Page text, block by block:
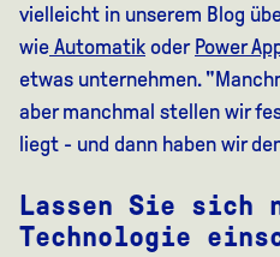
vielleicht in unserem Blog
wie Automatik oder Power
etwas unternehmen.
aber manchmal stellen wir
liegt - und dann haben wir
Lassen Sie sich
Technologie